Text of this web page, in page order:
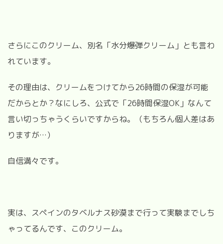
さらにこのクリーム、別名「水分爆弾クリーム」とも言わ
れています。
その理由は、クリームをつけてから26時間の保湿が可能
だからとか？なにしろ、公式で「26時間保湿OK」なんて
言い切っちゃうくらいですからね。（もちろん個人差はあ
りますが…）
自信満々です。
実は、スペインのタベルナス砂漠まで行って実験までしち
ゃってるんです、このクリーム。